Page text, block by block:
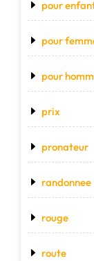
pour
pour
pour
prix
pronateur
randonnee
rouge
route